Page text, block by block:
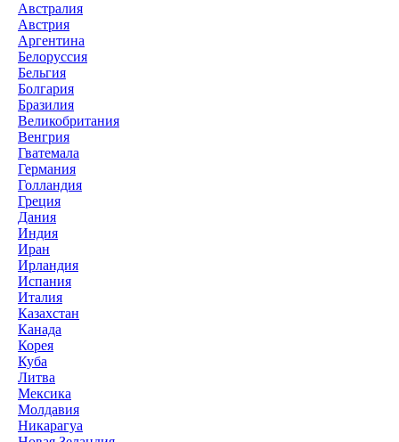
Австралия
Австрия
Аргентина
Белоруссия
Бельгия
Болгария
Бразилия
Великобритания
Венгрия
Гватемала
Германия
Голландия
Греция
Дания
Индия
Иран
Ирландия
Испания
Италия
Казахстан
Канада
Корея
Куба
Литва
Мексика
Молдавия
Никарагуа